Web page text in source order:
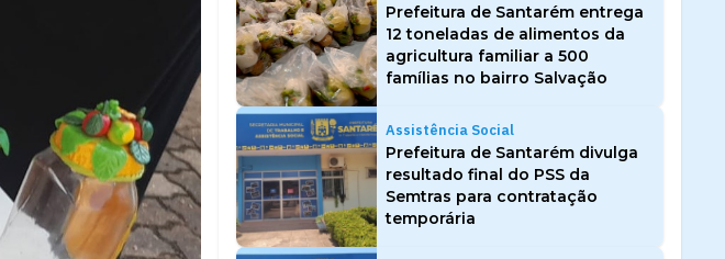
Prefeitura de Santarém entrega
12 toneladas de alimentos da
agricultura familiar a 500
famílias no bairro Salvação
Assistência Social
Prefeitura de Santarém divulga
resultado final do PSS da
Semtras para contratação
temporária